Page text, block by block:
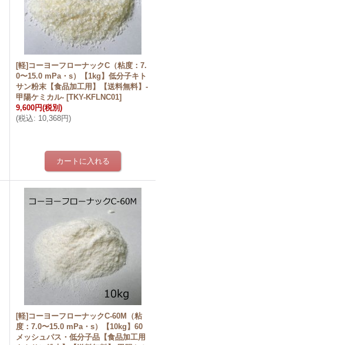
[軽]コーヨーフローナックC（粘度：7.
0〜15.0 mPa・s）【1kg】低分子キト
サン粉末【食品加工用】【送料無料】-
甲陽ケミカル- [TKY-KFLNC01]
9,600円(税別)
(税込: 10,368円)
[軽]コーヨーフローナックC-60M（粘
度：7.0〜15.0 mPa・s）【10kg】60
メッシュパス・低分子品【食品加工用